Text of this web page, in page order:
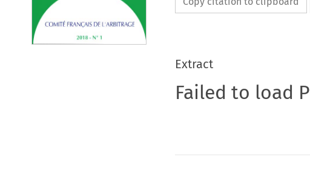
Extract
Failed to load